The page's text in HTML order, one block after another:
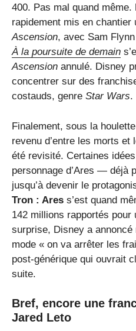
400. Pas mal quand
rapidement mis en chantier
Ascension, avec Sam
À la poursuite de demain
Ascension annulé. Disney
concentrer sur des
costauds, genre Star Wars.
Finalement, sous la
revenu d’entre les morts et
été revisité. Certaines
personnage d’Ares — déjà
jusqu’à devenir le
Tron : Ares s’est quand
142 millions rapportés pour
surprise, Disney a
mode « on va arrêter les
post-générique qui ouvrait
suite.
Bref, encore une
Jared Leto